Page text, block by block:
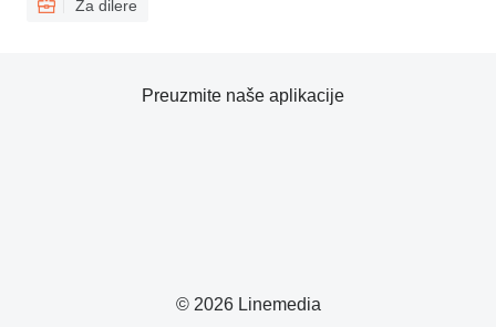
Za dilere
© 2026 Linemedia
Preuzmite naše aplikacije